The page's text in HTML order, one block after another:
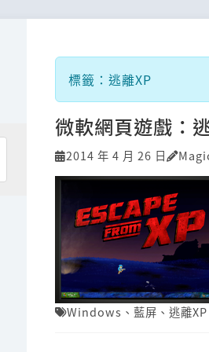
標籤：逃離XP
微軟網頁遊戲：
2014 年 4 月 26 日
Windows 、 藍屏 、 逃離XP